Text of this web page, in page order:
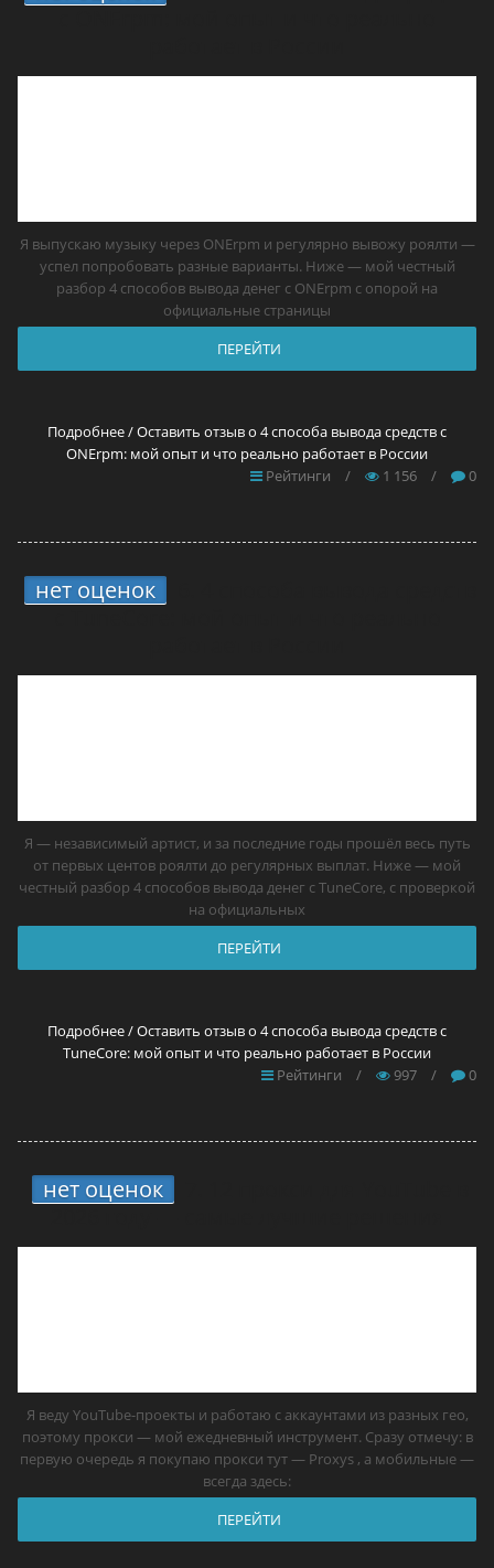
Я выпускаю музыку через ONErpm и регулярно вывожу роялти —
успел попробовать разные варианты. Ниже — мой честный
разбор 4 способов вывода денег с ONErpm с опорой на
официальные страницы
ПЕРЕЙТИ
Подробнее / Оставить отзыв о 4 способа вывода средств с
ONErpm: мой опыт и что реально работает в России
Рейтинги
/ 1 156 / 0
нет оценок
Я — независимый артист, и за последние годы прошёл весь путь
от первых центов роялти до регулярных выплат. Ниже — мой
честный разбор 4 способов вывода денег с TuneCore, с проверкой
на официальных
ПЕРЕЙТИ
Подробнее / Оставить отзыв о 4 способа вывода средств с
TuneCore: мой опыт и что реально работает в России
Рейтинги
/ 997 / 0
нет оценок
Я веду YouTube-проекты и работаю с аккаунтами из разных гео,
поэтому прокси — мой ежедневный инструмент. Сразу отмечу: в
первую очередь я покупаю прокси тут — Proxys , а мобильные —
всегда здесь:
ПЕРЕЙТИ